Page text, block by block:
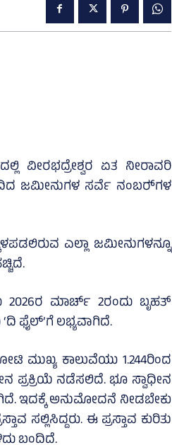
ವೀರಭದ್ರೇಶ್ವರ ಏತ ನೀರಾವರಿ
ಜಮೀನುಗಳ ಸರ್ವೆ ನಂಬರ್‍‌ಗಳ
ಎಲ್ಲಾ ಜಮೀನುಗಳನ್ನೂ
ಮಾರ್ಚ್‌ 2ರಂದು ಬೃಹತ್‌
ಫೈಲ್‌’ಗೆ ಲಭ್ಯವಾಗಿದೆ.
ಮುಖ್ಯ ಕಾಲುವೆಯು 1.244ರಿಂದ
ಪ್ರಕ್ರಿಯೆ ನಡೆಸಲಿದೆ. ಭೂ ಸ್ವಾಧೀನ
ಇದಕ್ಕೆ ಅನುಮೋದನೆ ನೀಡಬೇಕು
ಸಲ್ಲಿಸಿದ್ದರು. ಈ ಪ್ರಸ್ತಾವ ಕುರಿತು
ಬಂದಿದೆ.